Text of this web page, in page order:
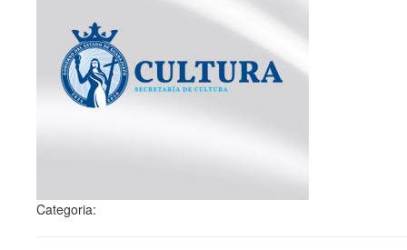
Categoria: